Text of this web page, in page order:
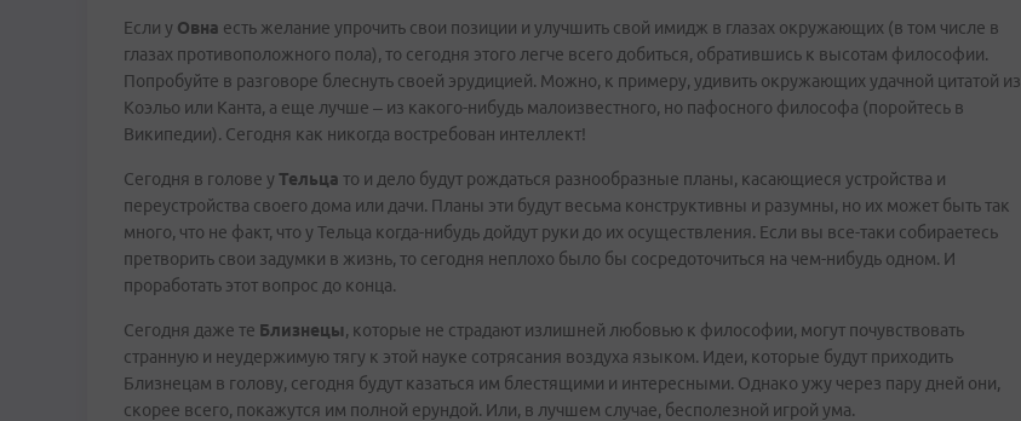
Если у Овна есть желание упрочить свои позиции и улучшить свой имидж в глазах окружающих (в том числе в
глазах противоположного пола), то сегодня этого легче всего добиться, обратившись к высотам философии.
Попробуйте в разговоре блеснуть своей эрудицией. Можно, к примеру, удивить окружающих удачной цитатой из
Коэльо или Канта, а еще лучше – из какого-нибудь малоизвестного, но пафосного философа (поройтесь в
Википедии). Сегодня как никогда востребован интеллект!
Сегодня в голове уТельца то и дело будут рождаться разнообразные планы, касающиеся устройства и
переустройства своего дома или дачи. Планы эти будут весьма конструктивны и разумны, но их может быть так
много, что не факт, что у Тельца когда-нибудь дойдут руки до их осуществления. Если вы все-таки собираетесь
претворить свои задумки в жизнь, то сегодня неплохо было бы сосредоточиться на чем-нибудь одном. И
проработать этот вопрос до конца.
Сегодня даже те Близнецы, которые не страдают излишней любовью к философии, могут почувствовать
странную и неудержимую тягу к этой науке сотрясания воздуха языком. Идеи, которые будут приходить
Близнецам в голову, сегодня будут казаться им блестящими и интересными. Однако ужу через пару дней они,
скорее всего, покажутся им полной ерундой. Или, в лучшем случае, бесполезной игрой ума.